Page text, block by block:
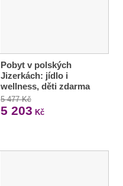
Pobyt v polských
Jizerkách: jídlo i
wellness, děti zdarma
5 477 Kč
5 203 Kč